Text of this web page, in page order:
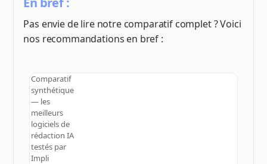
Pas envie de lire notre comparatif complet ? Voici
nos recommandations en bref :
Comparatif
synthétique
— les
meilleurs
logiciels de
rédaction IA
testés par
Impli